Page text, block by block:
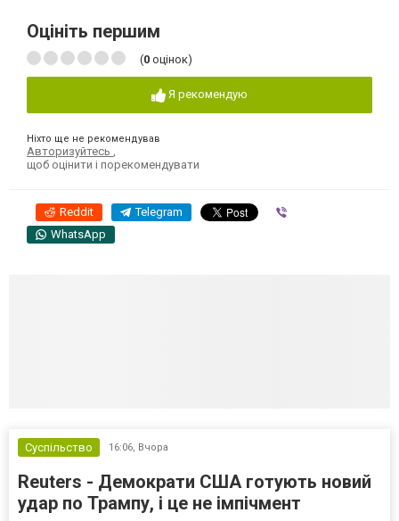
Оцініть першим
(0 оцінок)
Я рекомендую
Ніхто ще не рекомендував
Авторизуйтесь
щоб оцінити і порекомендувати
Reddit Telegram
WhatsApp
Суспільство 16:06, Вчора
Reuters - Демократи США готують новий
удар по Трампу, і це не імпічмент